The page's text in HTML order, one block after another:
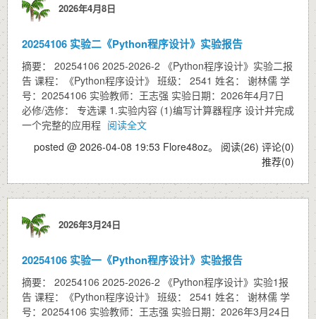
2026年4月8日
20254106 实验二《Python程序设计》实验报告
摘要： 20254106 2025-2026-2 《Python程序设计》实验二报
告 课程：《Python程序设计》 班级： 2541 姓名： 谢林儒 学
号：20254106 实验教师：王志强 实验日期：2026年4月7日
必修/选修： 专选课 1.实验内容 (1)编写计算器程序 设计并完成
一个完整的应用程 阅读全文
posted @ 2026-04-08 19:53 Flore48oz。 阅读(26) 评论(0)
推荐(0)
2026年3月24日
20254106 实验一《Python程序设计》实验报告
摘要： 20254106 2025-2026-2 《Python程序设计》实验1报
告 课程：《Python程序设计》 班级： 2541 姓名： 谢林儒 学
号：20254106 实验教师：王志强 实验日期：2026年3月24日